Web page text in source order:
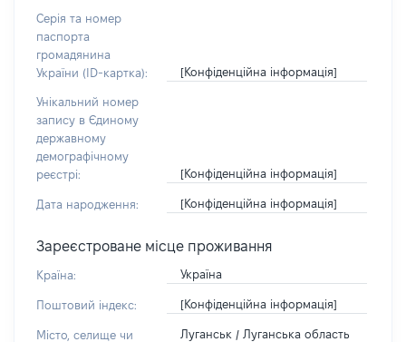
Серія та номер
паспорта
громадянина
України (ID-картка):
[Конфіденційна інформація]
Унікальний номер
запису в Єдиному
державному
демографічному
реєстрі:
[Конфіденційна інформація]
Дата народження: [Конфіденційна інформація]
Зареєстроване місце проживання
Країна: Україна
Поштовий індекс: [Конфіденційна інформація]
Місто, селище чи
Луганськ / Луганська область